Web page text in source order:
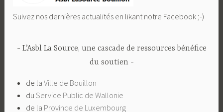
Suivez nos dernières actualités en likant notre Facebook ;-)
L’Asbl La Source, une cascade de ressources bénéfice
du soutien
de la Ville de Bouillon
du Service Public de Wallonie
de la Province de Luxembourg